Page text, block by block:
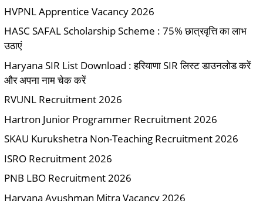
HVPNL Apprentice Vacancy 2026
HASC SAFAL Scholarship Scheme : 75% छात्रवृत्ति का लाभ
उठाएं
Haryana SIR List Download : हरियाणा SIR लिस्ट डाउनलोड करें
और अपना नाम चेक करें
RVUNL Recruitment 2026
Hartron Junior Programmer Recruitment 2026
SKAU Kurukshetra Non-Teaching Recruitment 2026
ISRO Recruitment 2026
PNB LBO Recruitment 2026
Haryana Ayushman Mitra Vacancy 2026